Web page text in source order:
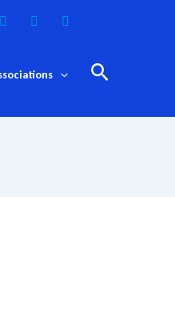
Rechercher